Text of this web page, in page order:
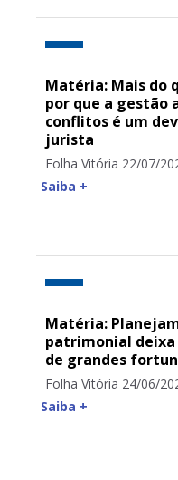
Matéria: Mais do
por que a gestão
conflitos é um
jurista
Folha Vitória 22/07/
Saiba +
Matéria:
patrimonial deixa
de grandes
Folha Vitória 24/06/
Saiba +